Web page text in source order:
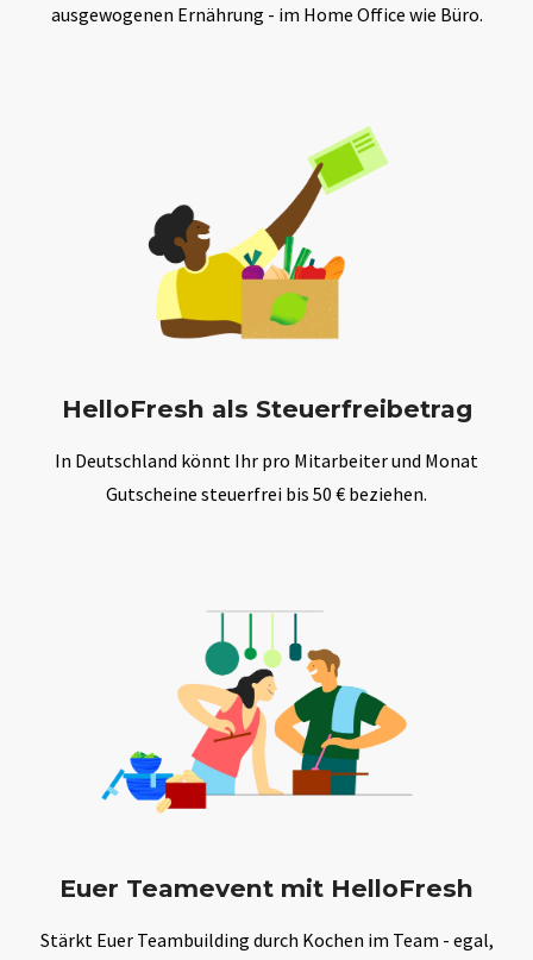
ausgewogenen Ernährung - im Home Office wie Büro.
HelloFresh als Steuerfreibetrag
In Deutschland könnt Ihr pro Mitarbeiter und Monat
Gutscheine steuerfrei bis 50 € beziehen.
Euer Teamevent mit HelloFresh
Stärkt Euer Teambuilding durch Kochen im Team - egal,